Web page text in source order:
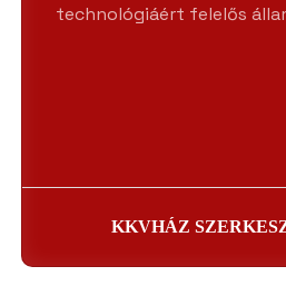
technológiáért felelős
KKVHÁZ